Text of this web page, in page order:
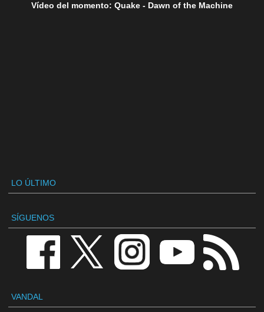
Vídeo del momento: Quake - Dawn of the Machine
LO ÚLTIMO
SÍGUENOS
VANDAL